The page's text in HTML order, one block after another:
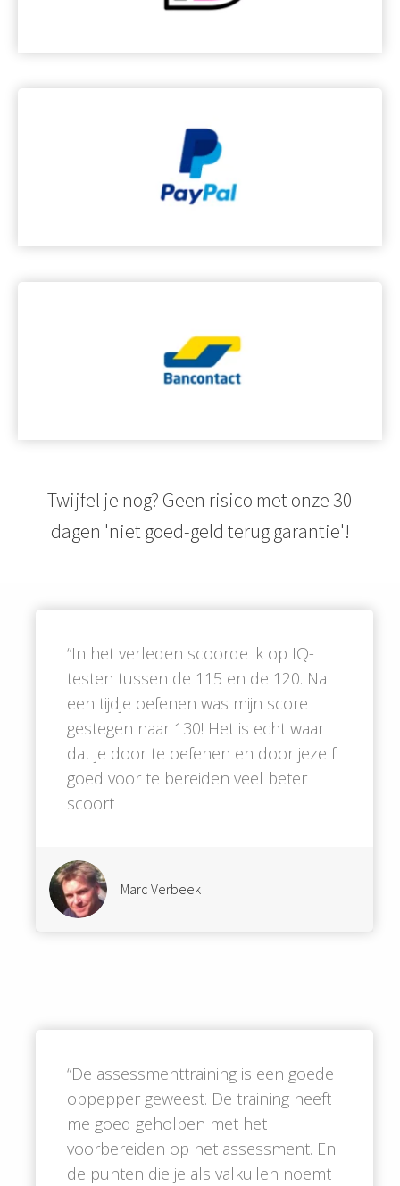
Twijfel je nog? Geen risico met onze 30
dagen 'niet goed-geld terug garantie'!
“In het verleden scoorde ik op IQ-
testen tussen de 115 en de 120. Na
een tijdje oefenen was mijn score
gestegen naar 130! Het is echt waar
dat je door te oefenen en door jezelf
goed voor te bereiden veel beter
scoort
Marc Verbeek
“De assessmenttraining is een goede
oppepper geweest. De training heeft
me goed geholpen met het
voorbereiden op het assessment. En
de punten die je als valkuilen noemt